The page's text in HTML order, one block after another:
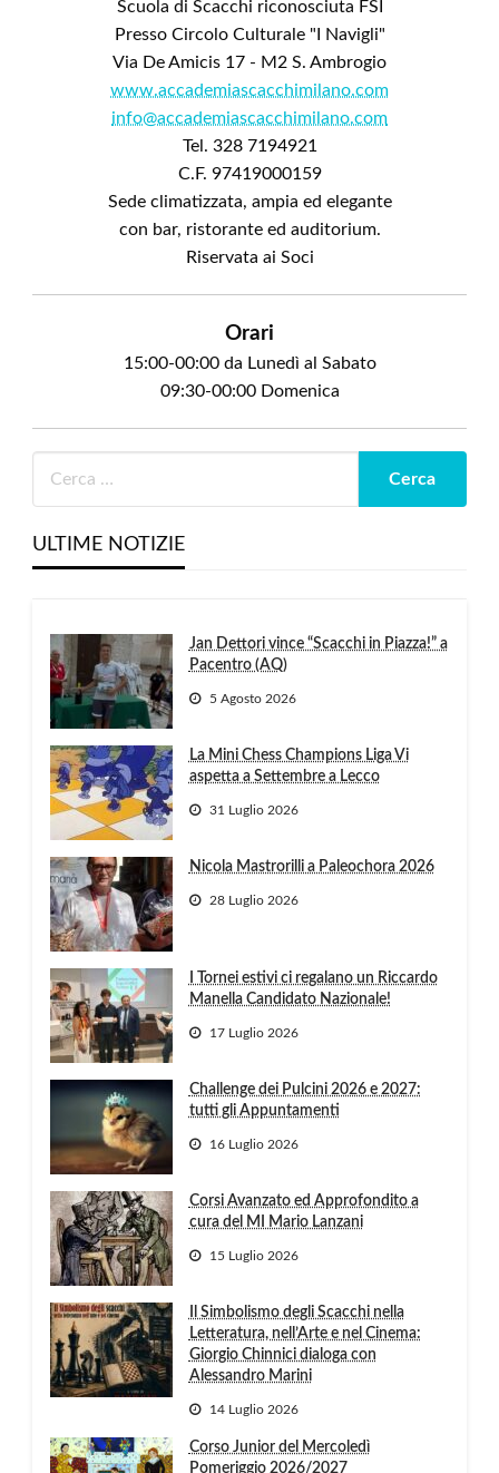
Scuola di Scacchi riconosciuta FSI
Presso Circolo Culturale "I Navigli"
Via De Amicis 17 - M2 S. Ambrogio
www.accademiascacchimilano.com
info@accademiascacchimilano.com
Tel. 328 7194921
C.F. 97419000159
Sede climatizzata, ampia ed elegante
con bar, ristorante ed auditorium.
Riservata ai Soci
Orari
15:00-00:00 da Lunedì al Sabato
09:30-00:00 Domenica
ULTIME NOTIZIE
Jan Dettori vince “Scacchi in Piazza!” a
Pacentro (AQ)
5 Agosto 2026
La Mini Chess Champions Liga Vi
aspetta a Settembre a Lecco
31 Luglio 2026
Nicola Mastrorilli a Paleochora 2026
28 Luglio 2026
I Tornei estivi ci regalano un Riccardo
Manella Candidato Nazionale!
17 Luglio 2026
Challenge dei Pulcini 2026 e 2027:
tutti gli Appuntamenti
16 Luglio 2026
Corsi Avanzato ed Approfondito a
cura del MI Mario Lanzani
15 Luglio 2026
Il Simbolismo degli Scacchi nella
Letteratura, nell’Arte e nel Cinema:
Giorgio Chinnici dialoga con
Alessandro Marini
14 Luglio 2026
Corso Junior del Mercoledì
Pomeriggio 2026/2027